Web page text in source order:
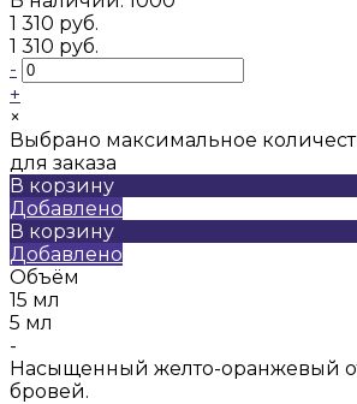
1 310 руб.
1 310 руб.
-
+
×
Выбрано максимальное
для заказа
В корзину
Добавлено
В корзину
Добавлено
Объём
15 мл
5 мл
-
Насыщенный желто-оранжевый
бровей.